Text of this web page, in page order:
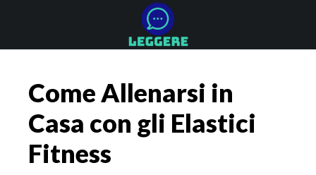
main
primary
footer
Come Allenarsi in
Casa con gli Elastici
Fitness